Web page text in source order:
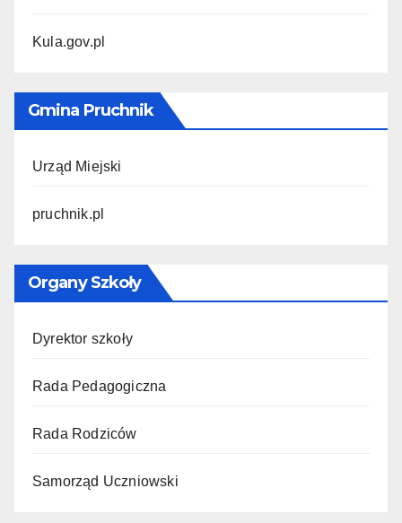
Kula.gov.pl
Gmina Pruchnik
Urząd Miejski
pruchnik.pl
Organy Szkoły
Dyrektor szkoły
Rada Pedagogiczna
Rada Rodziców
Samorząd Uczniowski